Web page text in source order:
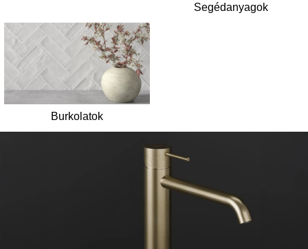
Segédanyagok
Burkolatok